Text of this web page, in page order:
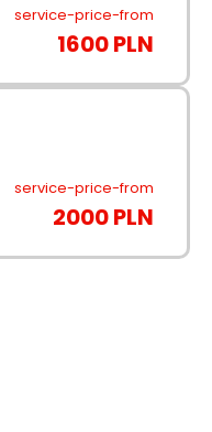
service-price-from
1600 PLN
service-price-from
2000 PLN